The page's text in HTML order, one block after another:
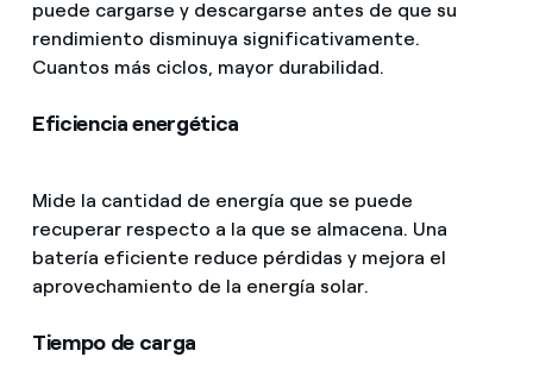
puede cargarse y descargarse antes de que su
rendimiento disminuya significativamente.
Cuantos más ciclos, mayor durabilidad.
Eficiencia energética
Mide la cantidad de energía que se puede
recuperar respecto a la que se almacena. Una
batería eficiente reduce pérdidas y mejora el
aprovechamiento de la energía solar.
Tiempo de carga